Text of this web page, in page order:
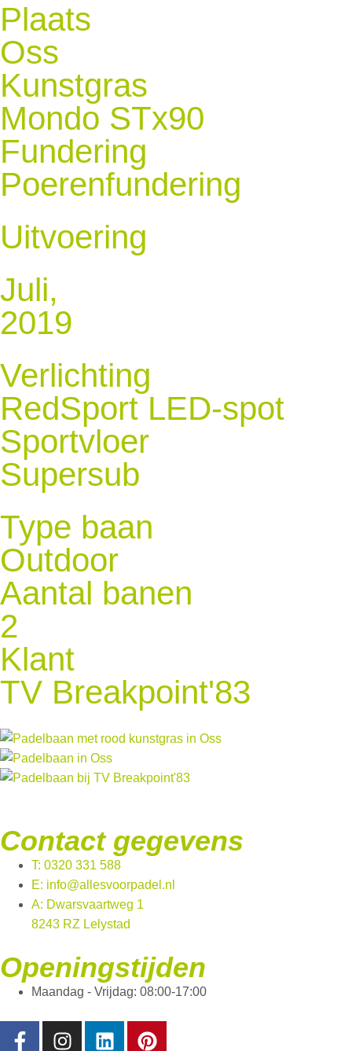
Plaats
Oss
Kunstgras
Mondo STx90
Fundering
Poerenfundering
Uitvoering
Juli,
2019
Verlichting
RedSport LED-spot
Sportvloer
Supersub
Type baan
Outdoor
Aantal banen
2
Klant
TV Breakpoint'83
Contact gegevens
T: 0320 331 588
E: info@allesvoorpadel.nl
A: Dwarsvaartweg 1
8243 RZ Lelystad
Openingstijden
Maandag - Vrijdag: 08:00-17:00